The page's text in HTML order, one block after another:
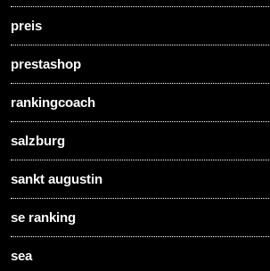
preis
prestashop
rankingcoach
salzburg
sankt augustin
se ranking
sea